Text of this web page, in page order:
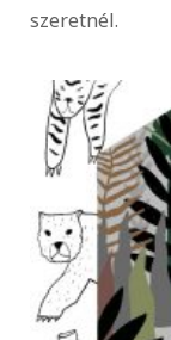
szeretnél.